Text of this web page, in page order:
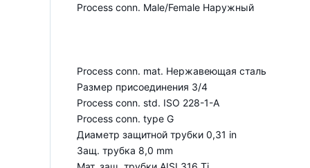
Process conn. Male/Female Наружный
Process conn. mat. Нержавеющая сталь
Размер присоединения 3/4
Process conn. std. ISO 228-1-A
Process conn. type G
Диаметр защитной трубки 0,31 in
Защ. трубка 8,0 mm